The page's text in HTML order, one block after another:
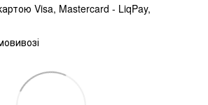
Visa, Mastercard - LiqPay,